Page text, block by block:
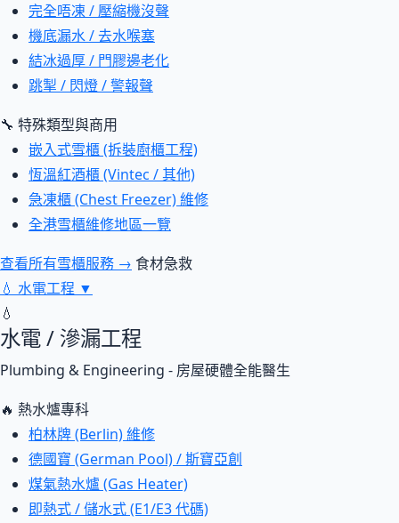
完全唔凍 / 壓縮機沒聲
機底漏水 / 去水喉塞
結冰過厚 / 門膠邊老化
跳掣 / 閃燈 / 警報聲
🔧 特殊類型與商用
嵌入式雪櫃 (拆裝廚櫃工程)
恆溫紅酒櫃 (Vintec / 其他)
急凍櫃 (Chest Freezer) 維修
全港雪櫃維修地區一覽
查看所有雪櫃服務 → 食材急救
💧 水電工程 ▼
💧
水電 / 滲漏工程
Plumbing & Engineering - 房屋硬體全能醫生
🔥 熱水爐專科
柏林牌 (Berlin) 維修
德國寶 (German Pool) / 斯寶亞創
煤氣熱水爐 (Gas Heater)
即熱式 / 儲水式 (E1/E3 代碼)